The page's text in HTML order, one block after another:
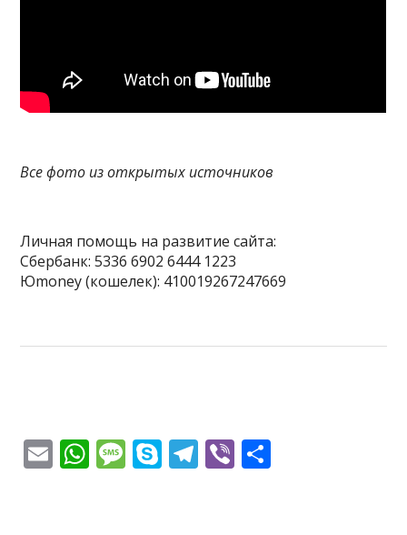
Все фото из открытых источников
Личная помощь на развитие сайта:
Сбербанк: 5336 6902 6444 1223
Юmoney (кошелек): 410019267247669
E W M S T Vi